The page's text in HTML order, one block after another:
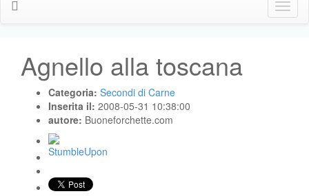
Click
Me
Agnello alla toscana
Categoria: Secondi di Carne
Inserita il: 2008-05-31 10:38:00
autore: Buoneforchette.com